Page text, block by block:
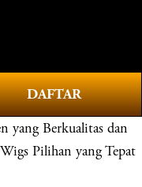
DAFTAR
Berkualitas dan
Pilihan yang Tepat